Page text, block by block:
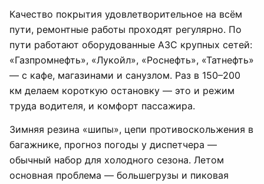
Качество покрытия удовлетворительное на всём
пути, ремонтные работы проходят регулярно. По
пути работают оборудованные АЗС крупных сетей:
«Газпромнефть», «Лукойл», «Роснефть», «Татнефть»
— с кафе, магазинами и санузлом. Раз в 150–200
км делаем короткую остановку — это и режим
труда водителя, и комфорт пассажира.
Зимняя резина «шипы», цепи противоскольжения в
багажнике, прогноз погоды у диспетчера —
обычный набор для холодного сезона. Летом
основная проблема — большегрузы и пиковая